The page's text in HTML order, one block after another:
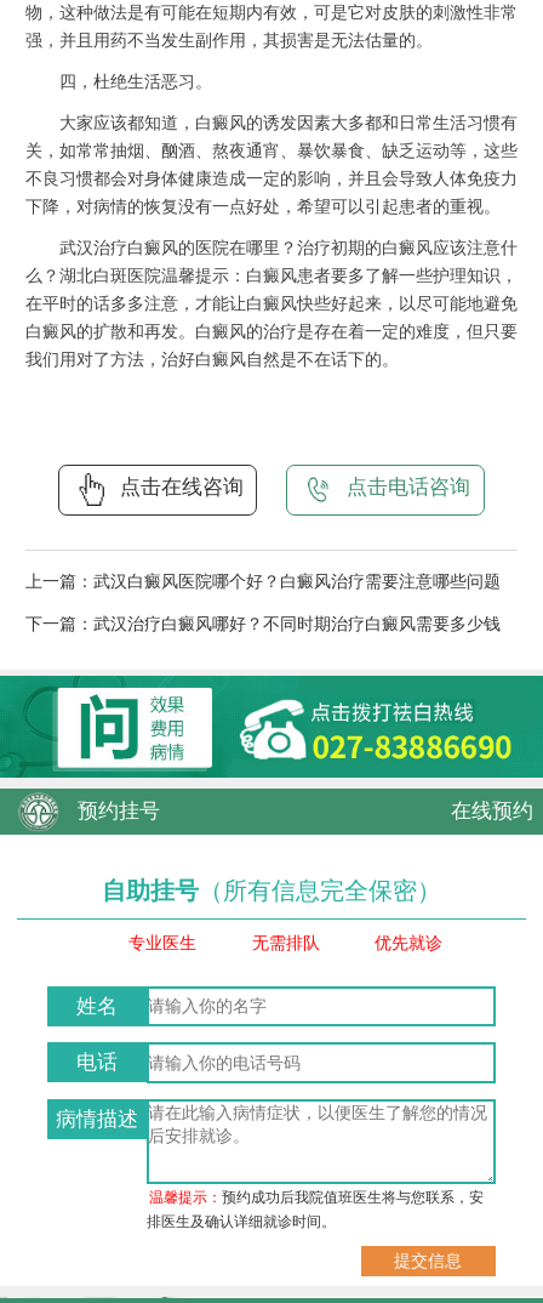
物，这种做法是有可能在短期内有效，可是它对皮肤的刺激性非常
强，并且用药不当发生副作用，其损害是无法估量的。
四，杜绝生活恶习。
大家应该都知道，白癜风的诱发因素大多都和日常生活习惯有
关，如常常抽烟、酗酒、熬夜通宵、暴饮暴食、缺乏运动等，这些
不良习惯都会对身体健康造成一定的影响，并且会导致人体免疫力
下降，对病情的恢复没有一点好处，希望可以引起患者的重视。
武汉治疗白癜风的医院在哪里？治疗初期的白癜风应该注意什
么？湖北白斑医院温馨提示：白癜风患者要多了解一些护理知识，
在平时的话多多注意，才能让白癜风快些好起来，以尽可能地避免
白癜风的扩散和再发。白癜风的治疗是存在着一定的难度，但只要
我们用对了方法，治好白癜风自然是不在话下的。
点击在线咨询 点击电话咨询
上一篇： 武汉白癜风医院哪个好？白癜风治疗需要注意哪些问题
下一篇： 武汉治疗白癜风哪好？不同时期治疗白癜风需要多少钱
预约挂号 在线预约
自助挂号 （所有信息完全保密）
专业医生 无需排队 优先就诊
姓名
电话
病情描述
温馨提示：预约成功后我院值班医生将与您联系，安
排医生及确认详细就诊时间。